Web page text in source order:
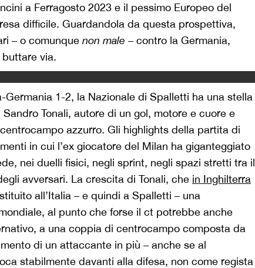
a Ferragosto 2023 e il pessimo Europeo del
difficile. Guardandola da questa prospettiva,
– o comunque non male – contro la Germania,
via.
1-2, la Nazionale di Spalletti ha una stella
Tonali, autore di un gol, motore e cuore e
azzurro. Gli highlights della partita di
in cui l’ex giocatore del Milan ha giganteggiato
nei duelli fisici, negli sprint, negli spazi stretti tra il
avversari. La crescita di Tonali, che in Inghilterra
all’Italia – e quindi a Spalletti – una
al punto che forse il ct potrebbe anche
a una coppia di centrocampo composta da
di un attaccante in più – anche se al
stabilmente davanti alla difesa, non come regista